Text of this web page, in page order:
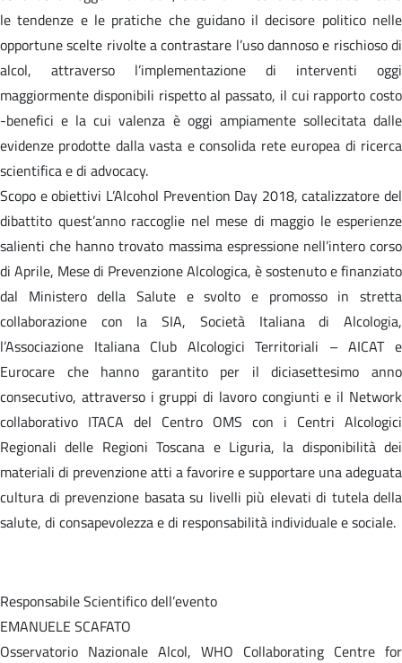
le tendenze e le pratiche che guidano il decisore politico nelle
opportune scelte rivolte a contrastare l’uso dannoso e rischioso di
alcol, attraverso l’implementazione di interventi oggi
maggiormente disponibili rispetto al passato, il cui rapporto costo
-benefici e la cui valenza è oggi ampiamente sollecitata dalle
evidenze prodotte dalla vasta e consolida rete europea di ricerca
scientifica e di advocacy.
Scopo e obiettivi L’Alcohol Prevention Day 2018, catalizzatore del
dibattito quest’anno raccoglie nel mese di maggio le esperienze
salienti che hanno trovato massima espressione nell’intero corso
di Aprile, Mese di Prevenzione Alcologica, è sostenuto e finanziato
dal Ministero della Salute e svolto e promosso in stretta
collaborazione con la SIA, Società Italiana di Alcologia,
l’Associazione Italiana Club Alcologici Territoriali – AICAT e
Eurocare che hanno garantito per il diciasettesimo anno
consecutivo, attraverso i gruppi di lavoro congiunti e il Network
collaborativo ITACA del Centro OMS con i Centri Alcologici
Regionali delle Regioni Toscana e Liguria, la disponibilità dei
materiali di prevenzione atti a favorire e supportare una adeguata
cultura di prevenzione basata su livelli più elevati di tutela della
salute, di consapevolezza e di responsabilità individuale e sociale.
Responsabile Scientifico dell’evento
EMANUELE SCAFATO
Osservatorio Nazionale Alcol, WHO Collaborating Centre for